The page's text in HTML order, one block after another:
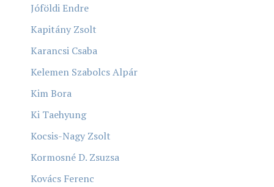
Jóföldi Endre
Kapitány Zsolt
Karancsi Csaba
Kelemen Szabolcs Alpár
Kim Bora
Ki Taehyung
Kocsis-Nagy Zsolt
Kormosné D. Zsuzsa
Kovács Ferenc